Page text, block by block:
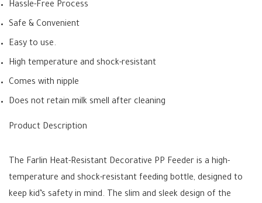
Hassle-Free Process
Safe & Convenient
Easy to use.
High temperature and shock-resistant
Comes with nipple
Does not retain milk smell after cleaning
Product Description
The Farlin Heat-Resistant Decorative PP Feeder is a high-
temperature and shock-resistant feeding bottle, designed to
keep kid’s safety in mind. The slim and sleek design of the